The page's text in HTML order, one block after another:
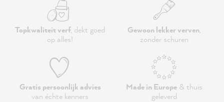
Topkwaliteit verf, dekt goed
op alles!
Gewoon lekker verven,
zonder schuren
Gratis persoonlijk advies
van échte kenners
Made in Europe& thuis
geleverd